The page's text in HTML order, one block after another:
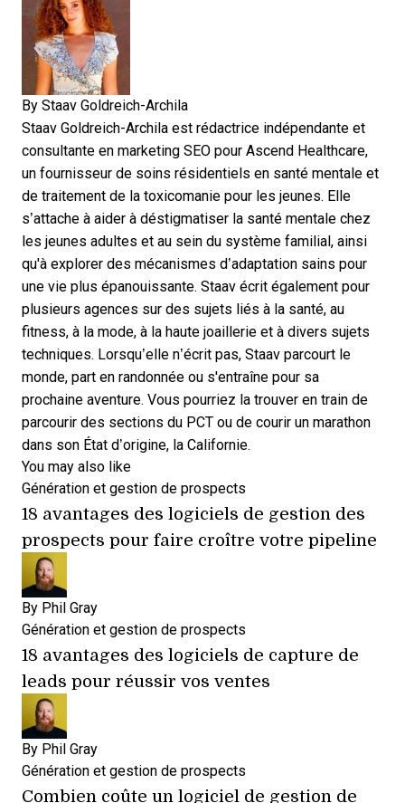
By Staav Goldreich-Archila
Staav Goldreich-Archila est rédactrice indépendante et
consultante en marketing SEO pour Ascend Healthcare,
un fournisseur de soins résidentiels en santé mentale et
de traitement de la toxicomanie pour les jeunes. Elle
s’attache à aider à déstigmatiser la santé mentale chez
les jeunes adultes et au sein du système familial, ainsi
qu'à explorer des mécanismes d’adaptation sains pour
une vie plus épanouissante. Staav écrit également pour
plusieurs agences sur des sujets liés à la santé, au
fitness, à la mode, à la haute joaillerie et à divers sujets
techniques. Lorsqu’elle n’écrit pas, Staav parcourt le
monde, part en randonnée ou s'entraîne pour sa
prochaine aventure. Vous pourriez la trouver en train de
parcourir des sections du PCT ou de courir un marathon
dans son État d’origine, la Californie.
You may also like
Génération et gestion de prospects
18 avantages des logiciels de gestion des
prospects pour faire croître votre pipeline
By Phil Gray
Génération et gestion de prospects
18 avantages des logiciels de capture de
leads pour réussir vos ventes
By Phil Gray
Génération et gestion de prospects
Combien coûte un logiciel de gestion de